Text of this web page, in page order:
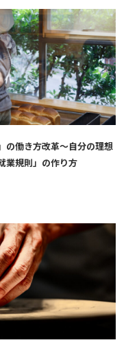
の働き方改革～自分の理想
業規則」の作り方